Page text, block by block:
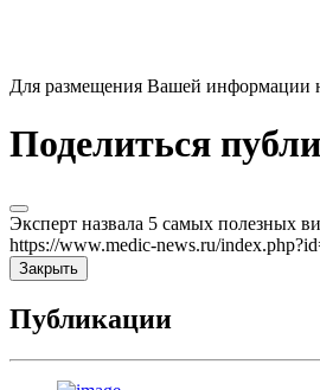
Для размещения Вашей информации
Поделиться
Эксперт назвала 5 самых полезных
https://www.medic-news.ru/
Закрыть
Публикации